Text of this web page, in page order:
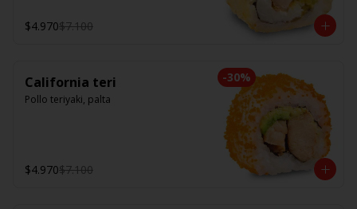
$4.970$7.100
-30%
California teri
Pollo teriyaki, palta
$4.970$7.100